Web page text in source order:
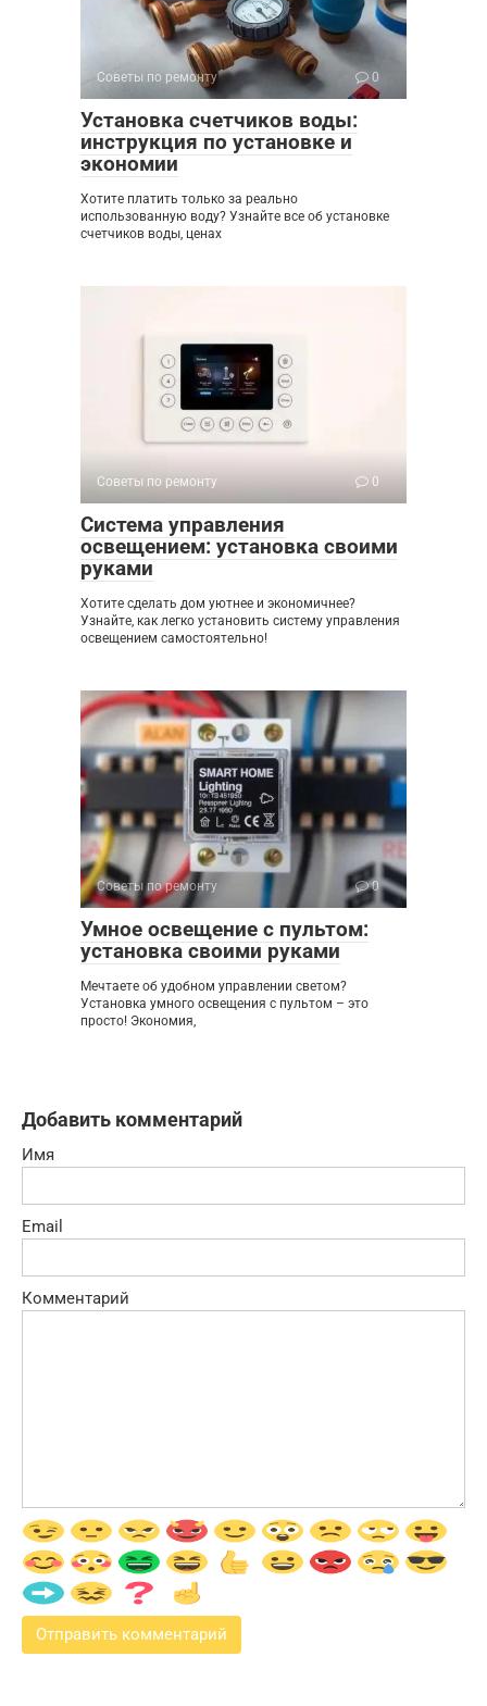
Советы по ремонту 0
Установка счетчиков воды:
инструкция по установке и
экономии
Хотите платить только за реально
использованную воду? Узнайте все об установке
счетчиков воды, ценах
Советы по ремонту 0
Система управления
освещением: установка своими
руками
Хотите сделать дом уютнее и экономичнее?
Узнайте, как легко установить систему управления
освещением самостоятельно!
Советы по ремонту 0
Умное освещение с пультом:
установка своими руками
Мечтаете об удобном управлении светом?
Установка умного освещения с пультом – это
просто! Экономия,
Добавить комментарий
Имя
Email
Комментарий